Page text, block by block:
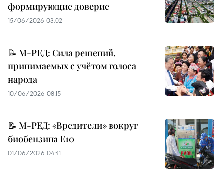
формирующие доверие
15/06/2026 03:02
📝 М-РЕД: Сила решений,
принимаемых с учётом голоса
народа
10/06/2026 08:15
📝 М-РЕД: «Вредители» вокруг
биобензина E10
01/06/2026 04:41